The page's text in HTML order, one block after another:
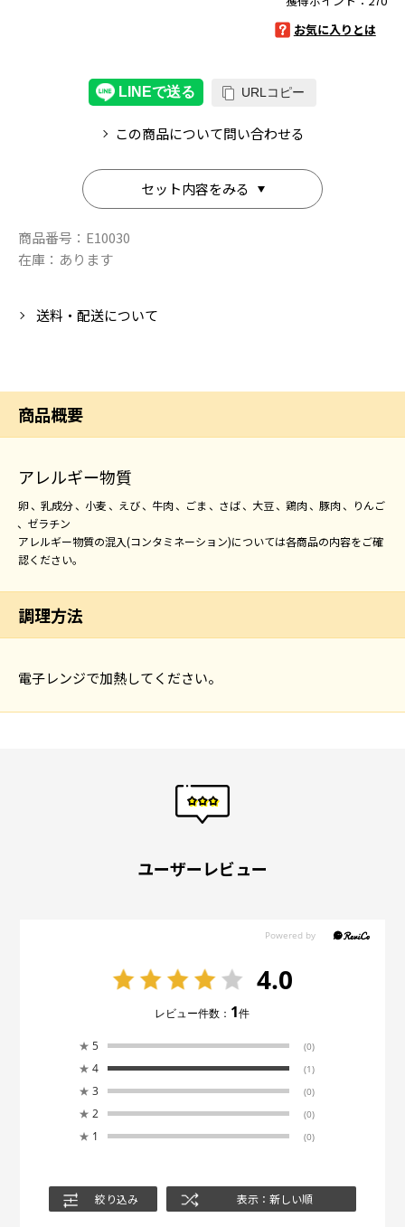
お気に入りとは
URLコピー
この商品について問い合わせる
セット内容をみる
商品番号： E10030
在庫： あります
送料・配送について
商品概要
アレルギー物質
卵 乳成分 小麦 えび 牛肉 ごま さば 大豆 鶏肉 豚肉
りんご
ゼラチン
アレルギー物質の混入(コンタミネーション)については各商品の内容をご確
認ください。
調理方法
電子レンジで加熱してください。
ユーザーレビュー
4.0
レビュー件数： 1件
★ 5 (0)
★ 4 (1)
★ 3 (0)
★ 2 (0)
★ 1 (0)
絞り込み 表示：新しい順